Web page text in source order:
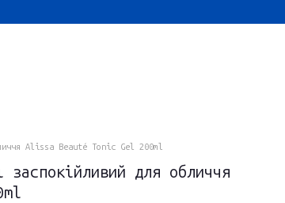
Alissa Beauté Tonic Gel 200ml
заспокійливий для обличчя